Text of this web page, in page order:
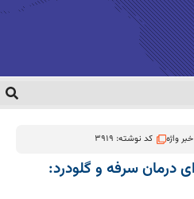
خبر واژه کد نوشته: 3919
درمان سرفه و گلودرد: